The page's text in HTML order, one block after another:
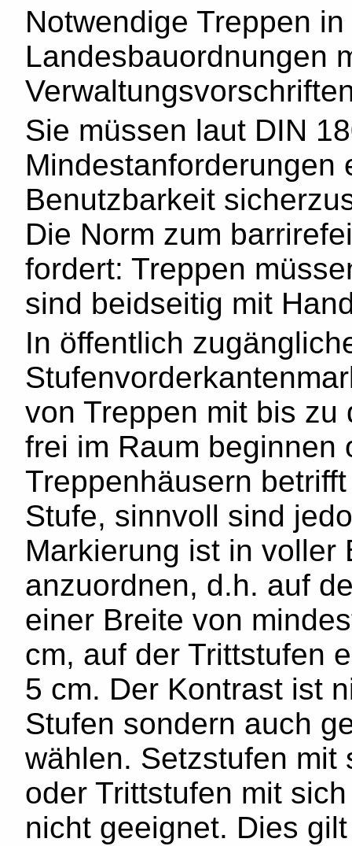
Notwendige Treppen
Landesbauordnungen
Sie müssen laut DIN
Mindestanforderungen
Benutzbarkeit
Die Norm zum
fordert: Treppen
sind beidseitig mit
In öffentlich
von Treppen mit bis zu
frei im Raum beginnen
Treppenhäusern
Stufe, sinnvoll sind
Markierung ist in voller
anzuordnen, d.h. auf
einer Breite von
cm, auf der Trittstufen
5 cm. Der Kontrast ist
Stufen sondern auch
wählen. Setzstufen mit
oder Trittstufen mit
nicht geeignet. Dies